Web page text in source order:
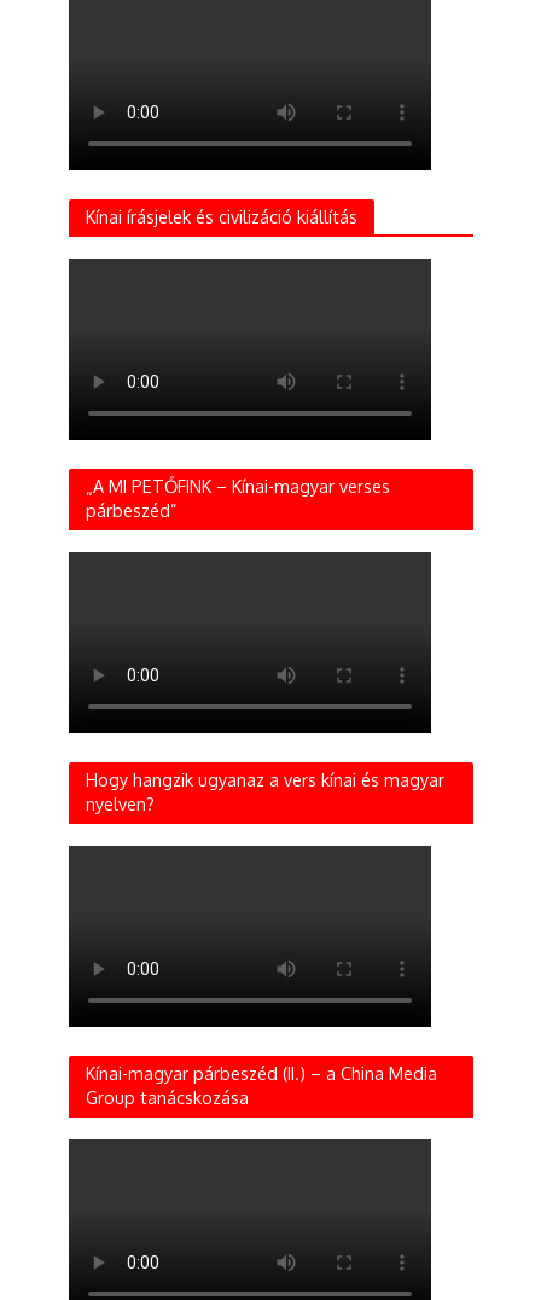
Kínai írásjelek és civilizáció kiállítás
„A MI PETŐFINK – Kínai-magyar verses
párbeszéd”
Hogy hangzik ugyanaz a vers kínai és magyar
nyelven?
Kínai-magyar párbeszéd (II.) – a China Media
Group tanácskozása